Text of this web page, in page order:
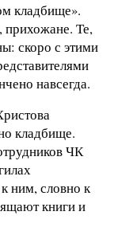
кладбище».
прихожане. Те,
скоро с этими
навсегда.
кладбище.
ЧК
ним, словно к
книги и